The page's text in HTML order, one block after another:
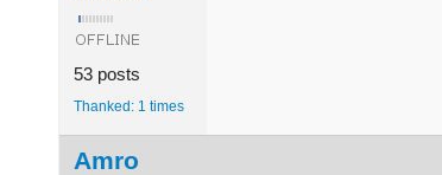
53 posts
Thanked: 1 times
Amro